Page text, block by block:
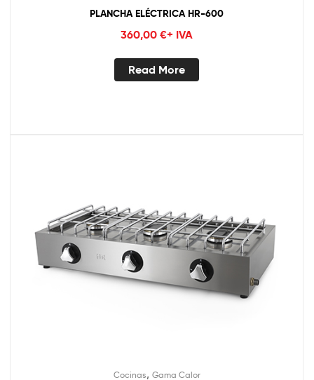
PLANCHA ELÉCTRICA HR-600
360,00 €+ IVA
Read More
Cocinas, Gama Calor